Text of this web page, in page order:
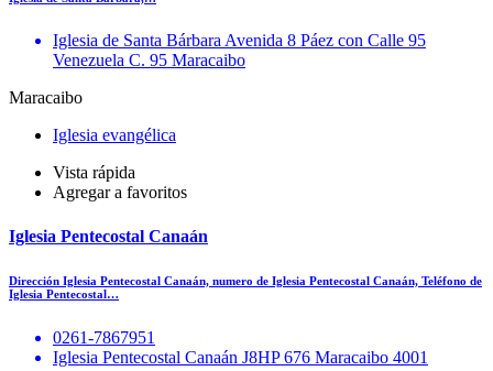
Iglesia de Santa Bárbara Avenida 8 Páez con Calle 95
Venezuela C. 95 Maracaibo
Maracaibo
Iglesia evangélica
Vista rápida
Agregar a favoritos
Iglesia Pentecostal Canaán
Dirección Iglesia Pentecostal Canaán, numero de Iglesia Pentecostal Canaán, Teléfono de
Iglesia Pentecostal…
0261-7867951
Iglesia Pentecostal Canaán J8HP 676 Maracaibo 4001